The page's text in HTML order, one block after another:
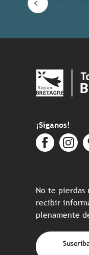
¡Síganos!
No te pierdas
recibir
plenamente